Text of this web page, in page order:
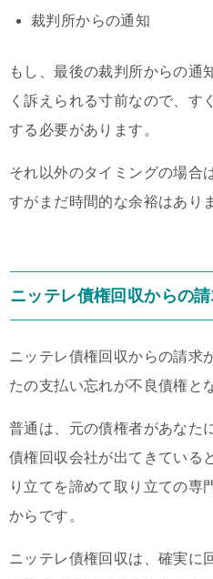
裁判所からの通知
もし、最後の裁判所からの通
く訴えられる寸前なので、す
する必要があります。
それ以外のタイミングの場合
すがまだ時間的な余裕はあり
ニッテレ債権回収からの
ニッテレ債権回収からの請求
たの支払い忘れが不良債権と
普通は、元の債権者があなた
債権回収会社が出てきている
り立てを諦めて取り立ての専
からです。
ニッテレ債権回収は、確実に